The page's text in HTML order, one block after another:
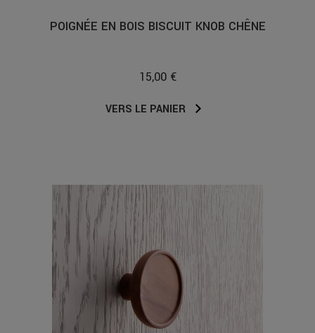
POIGNÉE EN BOIS BISCUIT KNOB CHÊNE
15,00 €
VERS LE PANIER